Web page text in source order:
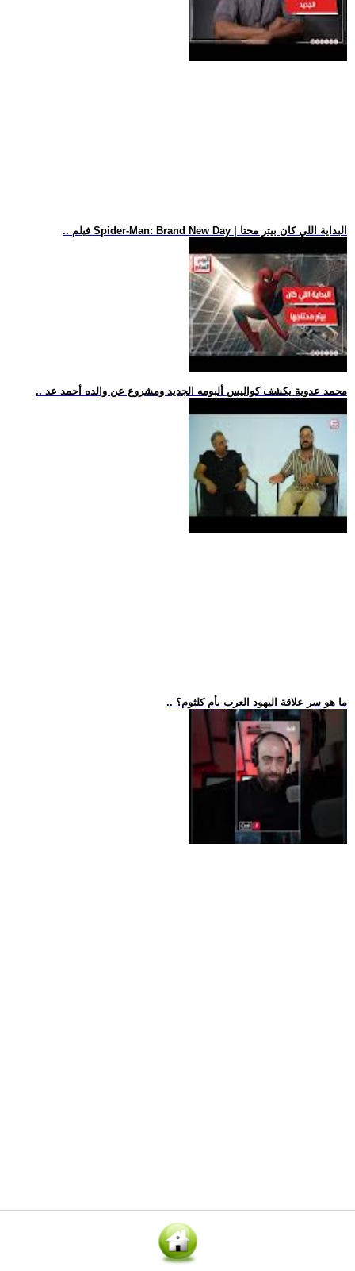
.. فيلم Spider-Man: Brand New Day | البداية اللي كان بيتر محتا
.. محمد عدوية يكشف كواليس ألبومه الجديد ومشروع عن والده أحمد عد
.. ما هو سر علاقة اليهود العرب بأم كلثوم؟